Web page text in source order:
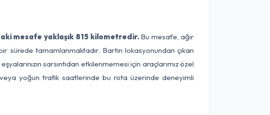
mesafe yaklaşık 815 kilometredir.Bu mesafe, ağır
sürede tamamlanmaktadır. Bartın lokasyonundan çıkan
sarsıntıdan etkilenmemesi için araçlarımız özel
yoğun trafik saatlerinde bu rota üzerinde deneyimli